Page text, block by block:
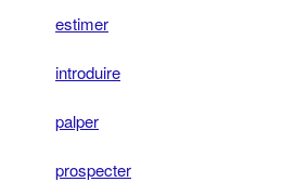
estimer
introduire
palper
prospecter